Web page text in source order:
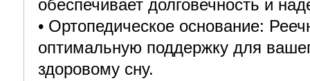
обеспечивает долговечность и
• Ортопедическое основание:
оптимальную поддержку для
здоровому сну.